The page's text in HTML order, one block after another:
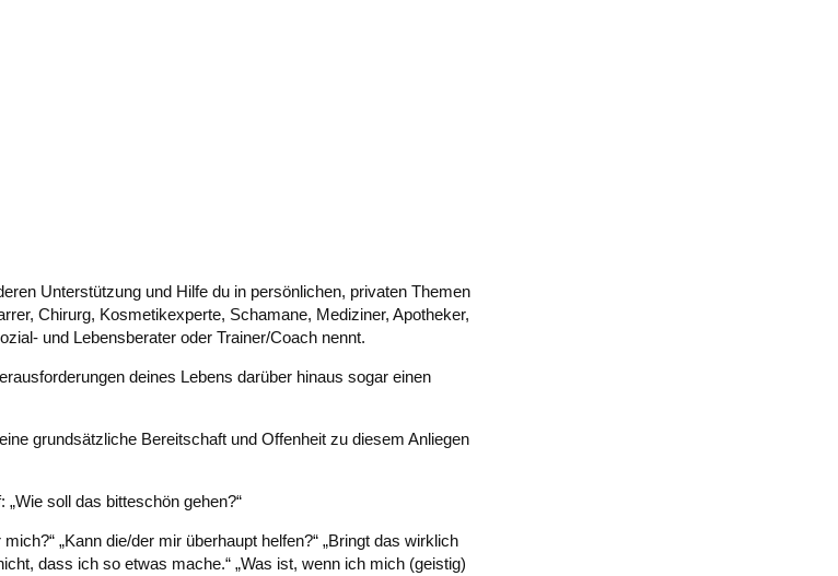
Unterstützung und Hilfe du in persönlichen, privaten Themen
Chirurg, Kosmetikexperte, Schamane, Mediziner, Apotheker,
und Lebensberater oder Trainer/Coach nennt.
deines Lebens darüber hinaus sogar einen
grundsätzliche Bereitschaft und Offenheit zu diesem Anliegen
soll das bitteschön gehen?“
„Kann die/der mir überhaupt helfen?“ „Bringt das wirklich
dass ich so etwas mache.“ „Was ist, wenn ich mich (geistig)